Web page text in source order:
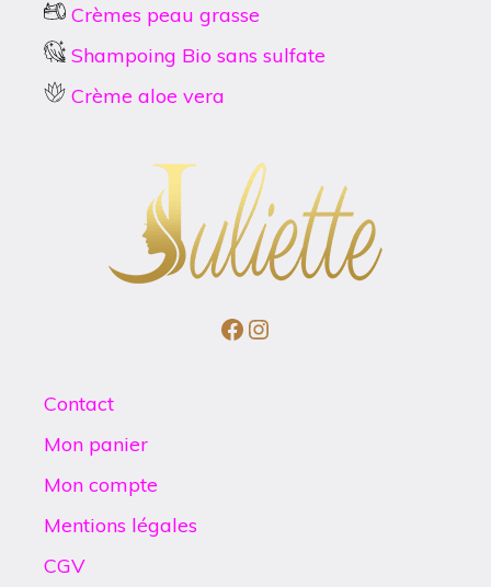
Crèmes peau grasse
Shampoing Bio sans sulfate
Crème aloe vera
Facebook
Instagram
Contact
Mon panier
Mon compte
Mentions légales
CGV